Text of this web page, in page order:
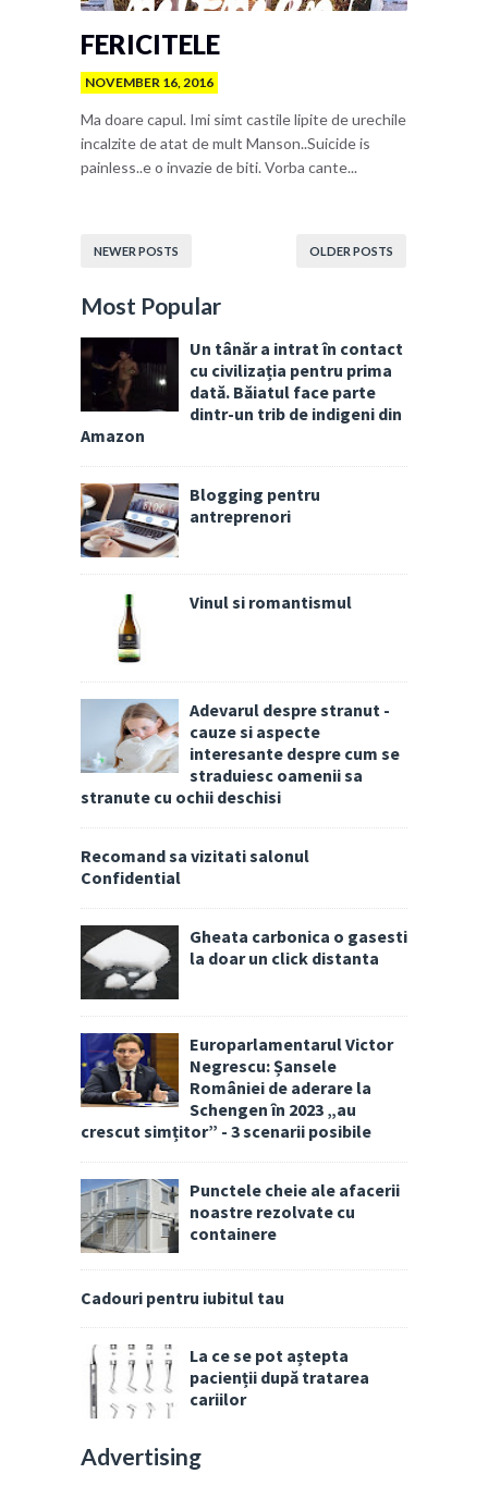
FERICITELE
NOVEMBER 16, 2016
Ma doare capul. Imi simt castile lipite de urechile
incalzite de atat de mult Manson..Suicide is
painless..e o invazie de biti. Vorba cante...
NEWER POSTS OLDER POSTS
Most Popular
Un tânăr a intrat în contact
cu civilizația pentru prima
dată. Băiatul face parte
dintr-un trib de indigeni din
Amazon
Blogging pentru
antreprenori
Vinul si romantismul
Adevarul despre stranut -
cauze si aspecte
interesante despre cum se
straduiesc oamenii sa
stranute cu ochii deschisi
Recomand sa vizitati salonul
Confidential
Gheata carbonica o gasesti
la doar un click distanta
Europarlamentarul Victor
Negrescu: Șansele
României de aderare la
Schengen în 2023 „au
crescut simțitor” - 3 scenarii posibile
Punctele cheie ale afacerii
noastre rezolvate cu
containere
Cadouri pentru iubitul tau
La ce se pot aștepta
pacienții după tratarea
cariilor
Advertising